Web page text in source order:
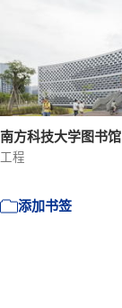
南方科技大学图书
工程
添加书签